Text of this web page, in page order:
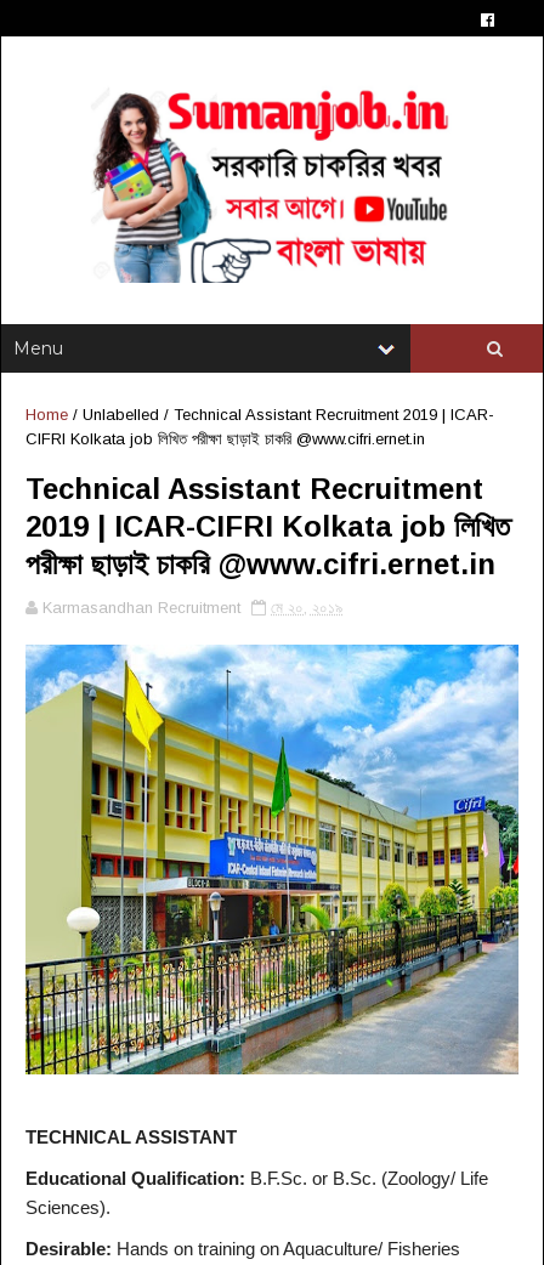
Home / Unlabelled / Technical Assistant Recruitment 2019 | ICAR-
CIFRI Kolkata job লিখিত পরীক্ষা ছাড়াই চাকরি @www.cifri.ernet.in
Technical Assistant Recruitment
2019 | ICAR-CIFRI Kolkata job লিখিত
পরীক্ষা ছাড়াই চাকরি @www.cifri.ernet.in
Karmasandhan Recruitment মে ২০, ২০১৯
TECHNICAL ASSISTANT
Educational Qualification: B.F.Sc. or B.Sc. (Zoology/ Life
Sciences).
Desirable: Hands on training on Aquaculture/ Fisheries